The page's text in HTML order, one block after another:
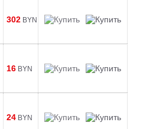
302 BYN
16 BYN
24 BYN